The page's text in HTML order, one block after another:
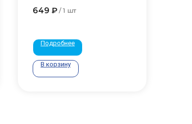
649 ₽ / 1 шт
Подробнее
В корзину